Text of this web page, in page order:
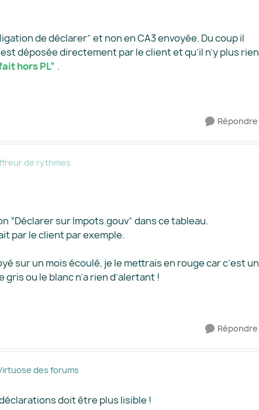
de déclarer” et non en CA3 envoyée. Du coup il
déposée directement par le client et qu’il n’y plus rien
hors PL” .
Répondre
de rythmes
“Déclarer sur Impots.gouv” dans ce tableau.
par le client par exemple.
sur un mois écoulé, je le mettrais en rouge car c’est un
ou le blanc n’a rien d’alertant !
Répondre
des forums
doit être plus lisible !